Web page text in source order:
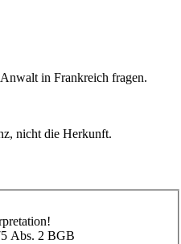
in Frankreich fragen.
nicht die Herkunft.
Abs. 2 BGB